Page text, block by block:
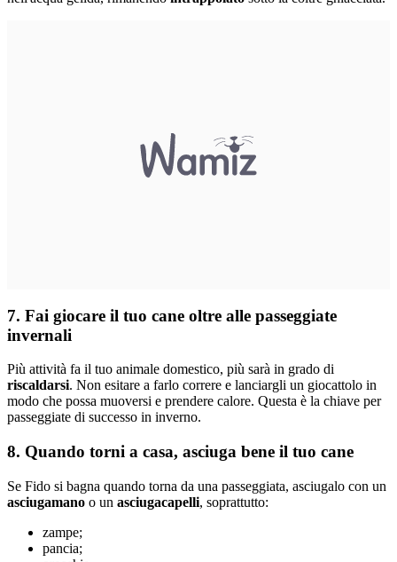
7. Fai giocare il tuo cane oltre alle passeggiate
invernali
Più attività fa il tuo animale domestico, più sarà in grado di
riscaldarsi. Non esitare a farlo correre e lanciargli un giocattolo in
modo che possa muoversi e prendere calore. Questa è la chiave per
passeggiate di successo in inverno.
8. Quando torni a casa, asciuga bene il tuo cane
Se Fido si bagna quando torna da una passeggiata, asciugalo con un
asciugamano o un asciugacapelli, soprattutto:
zampe;
pancia;